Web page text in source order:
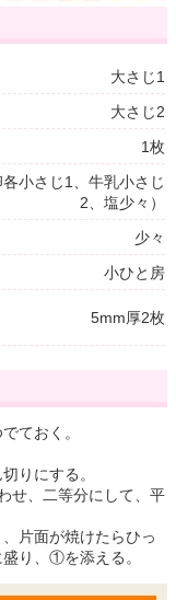
大さじ1
大さじ2
1枚
各小さじ1、牛乳小さじ
2、塩少々）
少々
小ひと房
5mm厚2枚
ておく。
りにする。
せ、二等分にして、平
片面が焼けたらひっ
り、①を添える。